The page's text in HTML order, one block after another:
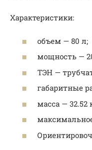
Характеристики:
объем — 80 л;
мощность —
ТЭН —
габаритные
масса — 32.52